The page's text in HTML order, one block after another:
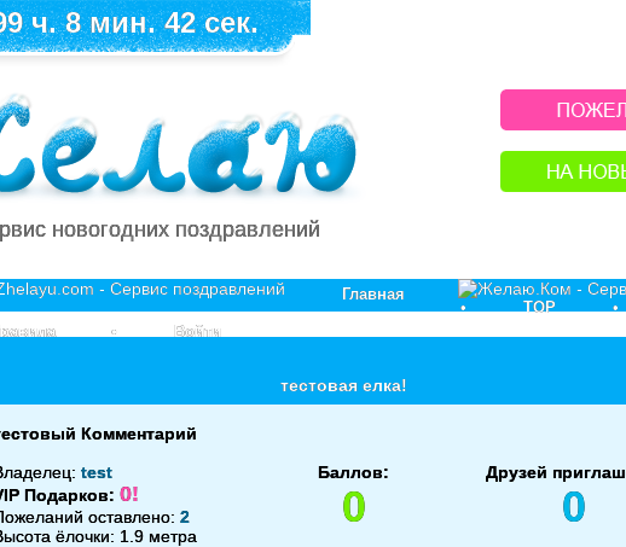
ч. 8 мин. 42 сек.
новогодних поздравлений
Главная
• TOP
•
• Войти
тестовая елка!
Комментарий
test
Подарков: 0!
оставлено: 2
ёлочки: 1.9 метра
Баллов:
0
Друзей
0